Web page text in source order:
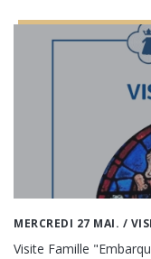
MERCREDI 27 MAI. /
Visite Famille